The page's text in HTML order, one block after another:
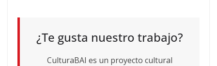
¿Te gusta nuestro trabajo?
CulturaBAI es un proyecto cultural